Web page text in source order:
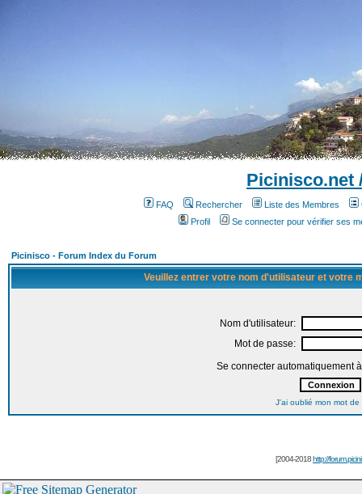
Picinisco.net
FAQ Rechercher Liste des Membres
Profil
Se connecter pour vérifier ses
Picinisco - Forum Index du Forum
Veuillez entrer votre nom d'utilisateur et votre
Nom d'utilisateur:
Mot de passe:
Se connecter automatiquement
J'ai oublié mon mot de
[2004-2018http://